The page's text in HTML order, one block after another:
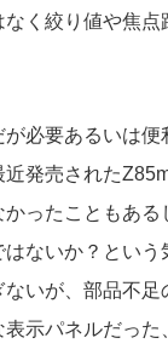
く絞り値や焦点
必要あるいは便
発売された
ったこともある
ないか？とい
いが、部品不
示パネルだっ